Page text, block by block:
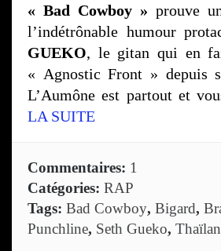
« Bad Cowboy » prouve
l’indétrônable humour
GUEKO, le gitan qui en
« Agnostic Front » depuis
L’Aumône est partout et
LA SUITE
Commentaires: 1
Catégories: RAP
Tags: Bad Cowboy, Bigard,
Punchline, Seth Gueko,